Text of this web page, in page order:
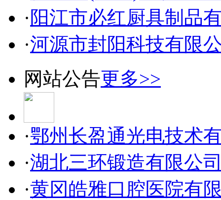
· 阳江市必红厨具制品
·河源市封阳科技有限
网站公告更多>>
·鄂州长盈通光电技术
·湖北三环锻造有限公
·黄冈皓雅口腔医院有